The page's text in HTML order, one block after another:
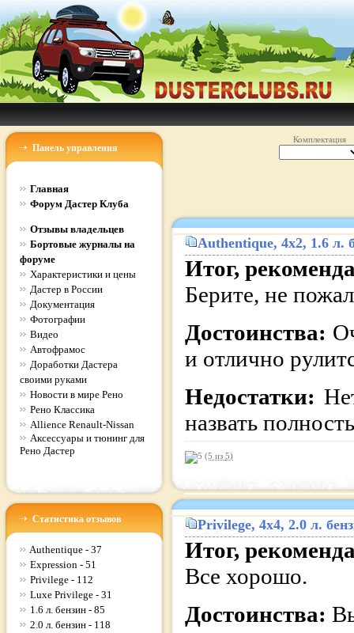
Панель управления
Главная
Форум Дастер Клуба
Отзывы владельцев
Бортовые журналы на
форуме
Характеристики и цены
Дастер в России
Документация
Фотографии
Видео
Автофрамос
Доработки Дастера
своими руками
Новости в мире Рено
Рено Классика
Allience Renault-Nissan
Аксессуары и тюнинг для
Рено Дастер
Статистика отзывов
Authentique - 37
Expression - 51
Privilege - 112
Luxe Privilege - 31
1.6 л. бензин - 85
2.0 л. бензин - 118
Комплектация
Authentique, 4x2, 1.6 л.
Итог,
Берите, не
Достоинства:
и отлично
Недостатки:
назвать
(5 из 5)
Privilege, 4x4, 2.0 л.
Итог,
Все хорошо.
Достоинства: